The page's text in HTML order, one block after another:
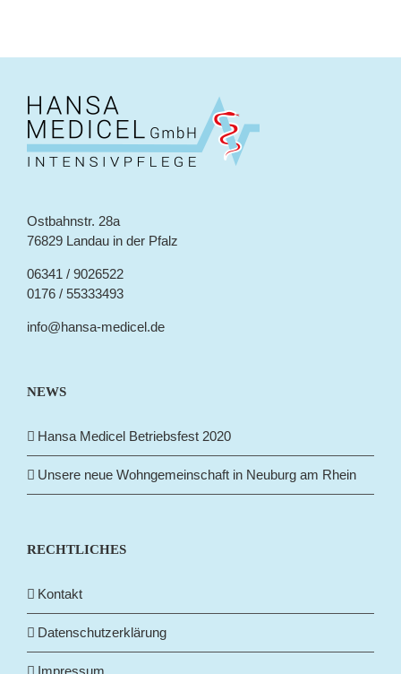
Ostbahnstr. 28a
76829 Landau in der Pfalz
06341 / 9026522
0176 / 55333493
info@hansa-medicel.de
NEWS
Hansa Medicel Betriebsfest 2020
Unsere neue Wohngemeinschaft in Neuburg am Rhein
RECHTLICHES
Kontakt
Datenschutzerklärung